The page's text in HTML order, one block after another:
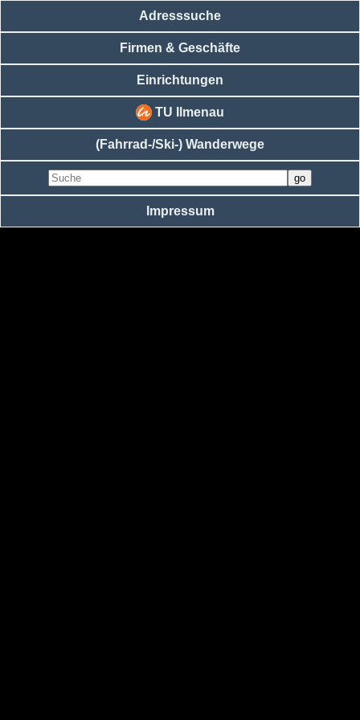
Adresssuche
Firmen & Geschäfte
Einrichtungen
TU Ilmenau
(Fahrrad-/Ski-) Wanderwege
Impressum